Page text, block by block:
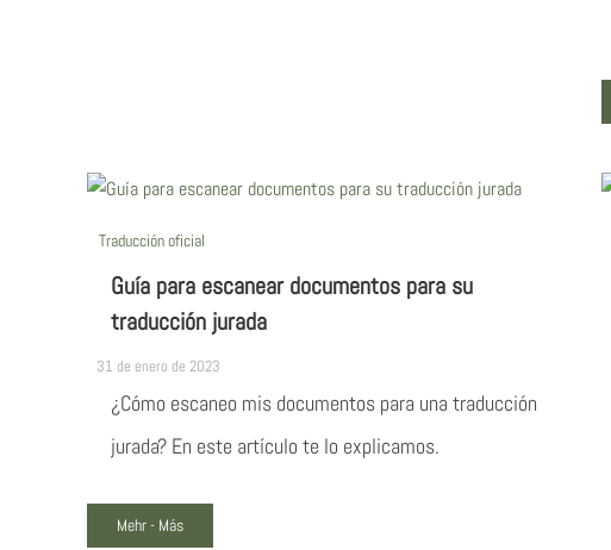
Traducción oficial
Guía para escanear documentos para su
traducción jurada
31 de enero de 2023
¿Cómo escaneo mis documentos para una traducción
jurada? En este artículo te lo explicamos.
Mehr - Más